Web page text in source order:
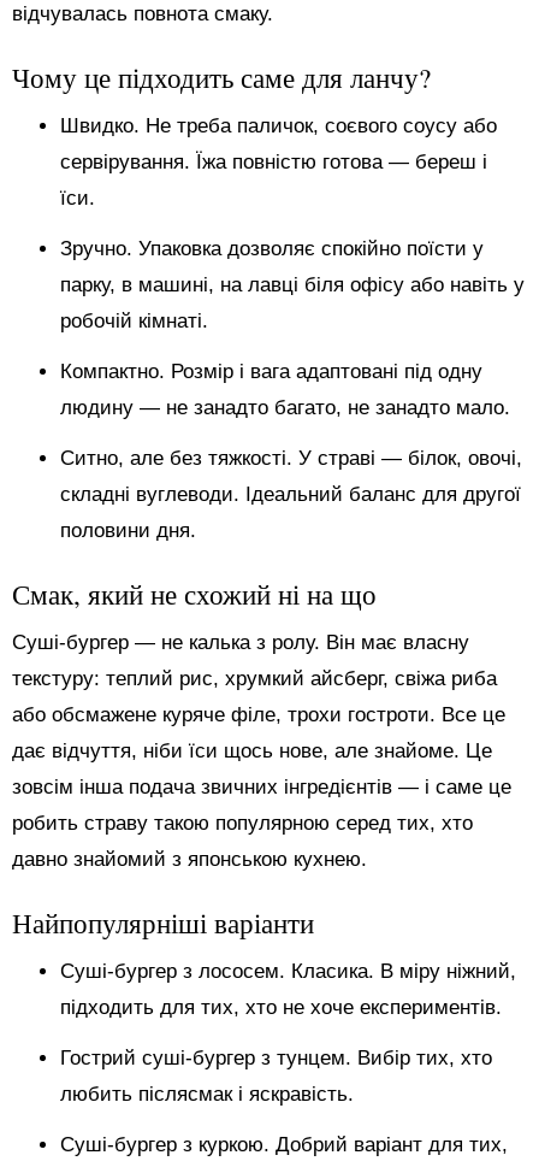
відчувалась повнота смаку.
Чому це підходить саме для ланчу?
Швидко. Не треба паличок, соєвого соусу або
сервірування. Їжа повністю готова — береш і
їси.
Зручно. Упаковка дозволяє спокійно поїсти у
парку, в машині, на лавці біля офісу або навіть у
робочій кімнаті.
Компактно. Розмір і вага адаптовані під одну
людину — не занадто багато, не занадто мало.
Ситно, але без тяжкості. У страві — білок, овочі,
складні вуглеводи. Ідеальний баланс для другої
половини дня.
Смак, який не схожий ні на що
Суші-бургер — не калька з ролу. Він має власну
текстуру: теплий рис, хрумкий айсберг, свіжа риба
або обсмажене куряче філе, трохи гостроти. Все це
дає відчуття, ніби їси щось нове, але знайоме. Це
зовсім інша подача звичних інгредієнтів — і саме це
робить страву такою популярною серед тих, хто
давно знайомий з японською кухнею.
Найпопулярніші варіанти
Суші-бургер з лососем. Класика. В міру ніжний,
підходить для тих, хто не хоче експериментів.
Гострий суші-бургер з тунцем. Вибір тих, хто
любить післясмак і яскравість.
Суші-бургер з куркою. Добрий варіант для тих,